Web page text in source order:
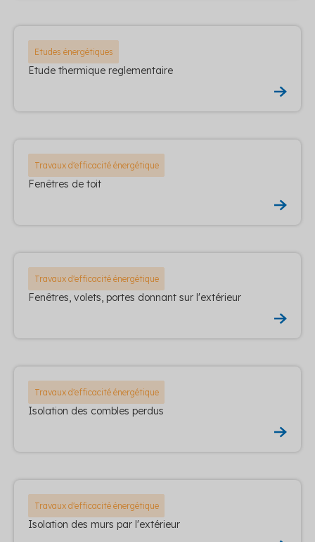
Etudes énergétiques
Etude thermique reglementaire
Travaux d'efficacité énergétique
Fenêtres de toit
Travaux d'efficacité énergétique
Fenêtres, volets, portes donnant sur l'extérieur
Travaux d'efficacité énergétique
Isolation des combles perdus
Travaux d'efficacité énergétique
Isolation des murs par l'extérieur